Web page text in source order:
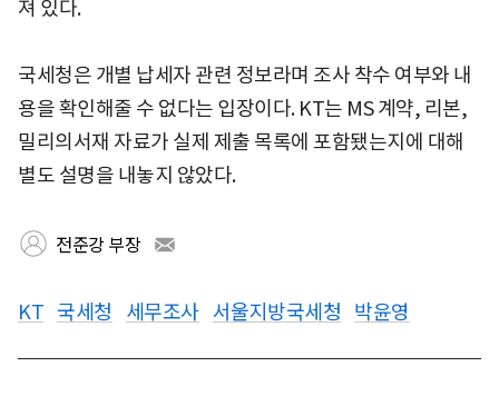
져 있다.
국세청은 개별 납세자 관련 정보라며 조사 착수 여부와 내
용을 확인해줄 수 없다는 입장이다. KT는 MS 계약, 리본,
밀리의서재 자료가 실제 제출 목록에 포함됐는지에 대해
별도 설명을 내놓지 않았다.
전준강 부장
KT 국세청 세무조사 서울지방국세청 박윤영